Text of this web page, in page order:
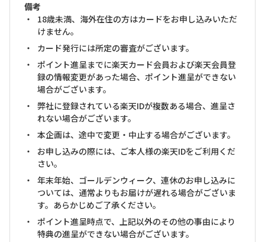
備考
18歳未満、海外在住の方はカードをお申し込みいただ
けません。
カード発行には所定の審査がございます。
ポイント進呈までに楽天カード会員および楽天会員登
録の情報変更があった場合、ポイント進呈ができない
場合がございます。
弊社に登録されている楽天IDが複数ある場合、進呈さ
れない場合がございます。
本企画は、途中で変更・中止する場合がございます。
お申し込みの際には、ご本人様の楽天IDをご利用くだ
さい。
年末年始、ゴールデンウィーク、連休のお申し込みに
ついては、通常よりもお届けが遅れる場合がございま
す。あらかじめご了承ください。
ポイント進呈時点で、上記以外のその他の事由により
特典の進呈ができない場合がございます。